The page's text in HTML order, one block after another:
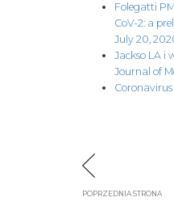
Folegatti
CoV-2: a
July 20,
Jackso LA i
Journal of
Coronavirus
POPRZEDNIA STRONA